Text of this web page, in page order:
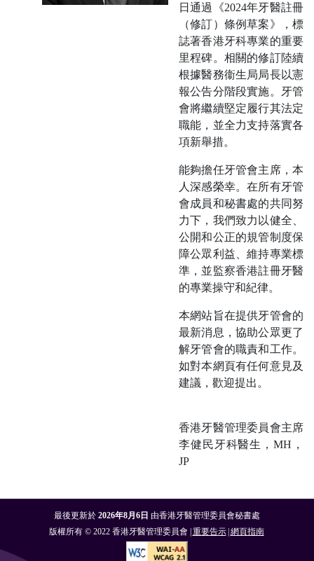
日通過《2024年牙醫註冊
（修訂）條例草案》，標
誌著香港牙科專業的重要
里程碑。相關的修訂陸續
根據醫務衞生局局長以憲
報公告分階段實施。牙管
會將繼續堅定履行其法定
職能，並全力支持落實各
項新舉措。
能夠擔任牙管會主席，本
人深感榮幸。在所有牙管
會成員和秘書處的共同努
力下，我們致力以健全、
公開和公正的規管制度保
障公眾利益、維持專業標
準，並監察香港註冊牙醫
的專業操守和紀律。
本網站旨在提供牙管會的
最新消息，協助公眾更了
解牙管會的職責和工作。
如對本網頁有任何意見及
建議，歡迎提出。
香港牙醫管理委員會主席
李健民牙科醫生，MH，
JP
最後更新於 2026年8月6日 由香港牙醫管理委員會秘書處
版權所有 © 2022 香港牙醫管理委員會 |重要告示|網頁指南